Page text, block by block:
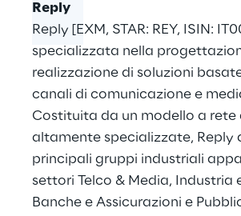
Reply
Reply [EXM, STAR: REY, ISIN:
specializzata nella
realizzazione di soluzioni
canali di comunicazione e
Costituita da un modello a rete
altamente specializzate, Reply
principali gruppi industriali
settori Telco & Media, Industria
Banche e Assicurazioni e